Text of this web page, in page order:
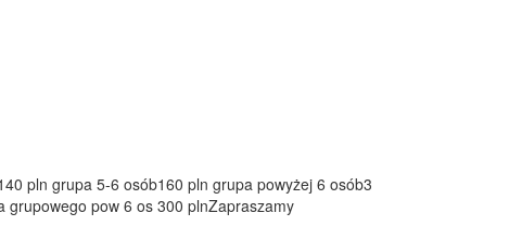
pln grupa 5-6 osób160 pln grupa powyżej 6 osób3
pow 6 os 300 plnZapraszamy